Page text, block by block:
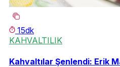
15dk
KAHVALTILIK
Kahvaltılar Şenlendi: Erik